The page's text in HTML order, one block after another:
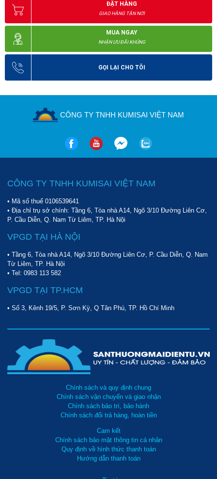
ĐẶT HÀNG
GIAO HÀNG TẬN NƠI
MUA NGAY
NHẬN ƯU ĐÃI KHỦNG
GỌI LẠI CHO TÔI
CÔNG TY TNHH KUMISAI VIỆT NAM
CÔNG TY TNHH KUMISAI VIỆT NAM
• Mã số thuế 0106539641
• Địa chỉ trụ sở chính: Tầng 6, Tòa nhà A14, Ngõ 3/10 Đường Liên Cơ,
P. Cầu Diễn, Q. Nam Từ Liêm, TP. Hà Nội
VPGD TẠI HÀ NỘI
• Tầng 6, Tòa nhà A14, Ngõ 3/10 Đường Liên Cơ, P. Cầu Diễn, Q. Nam
Từ Liêm, TP. Hà Nội
• Tel: 0983 113 582
VPGD TẠI TP.HCM
• Số 3, Kênh 19/5, P. Sơn Kỳ, Q Tân Phú, TP. Hồ Chí Minh
Chính sách và quy định chung
Chính sách vận chuyển và giao nhận
Chính sách bảo trì, bảo hành
Chính sách đổi trả hàng, hoàn tiền
Cam kết
Chính sách bảo mật thông tin cá nhân
Quy định về hình thức thanh toán
Hướng dẫn thanh toán